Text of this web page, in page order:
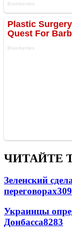
ЧИТАЙТЕ
Зеленский
переговорах
Украинцы
Донбасса8283